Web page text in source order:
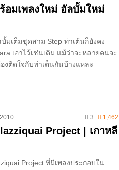
อมเพลงใหม่ อัลบั้มใหม่
มเต็มชุดสาม Step ท่าเต้นก็ยังคง
เอาไว้เช่นเดิม แม้ว่าจะหลายคนจะ
ติดใจกับท่าเต็นกันบ้างแหละ
3 1,462
Project | เกาหลี
Project ที่มีเพลงประกอบใน